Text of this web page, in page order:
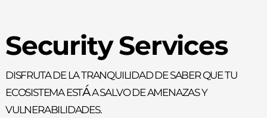
Security Services
Disfruta de la tranquilidad de saber que tu
ecosistema está a salvo de amenazas y
vulnerabilidades.